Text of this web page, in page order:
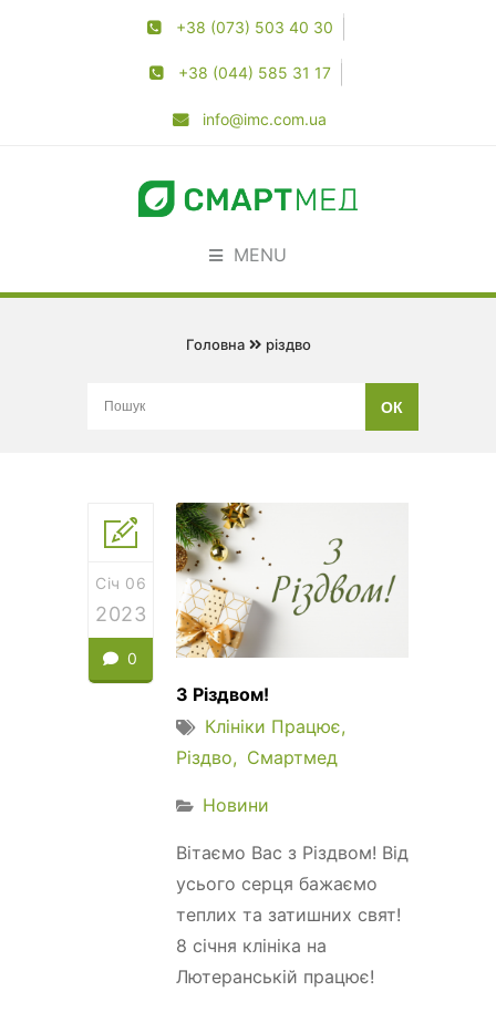
+38 (073) 503 40 30
+38 (044) 585 31 17
info@imc.com.ua
MENU
Головна різдво
Січ 06
2023
0
З Різдвом!
Клініки Працює
Різдво
Смартмед
Новини
Вітаємо Вас з Різдвом! Від
усього серця бажаємо
теплих та затишних свят!
8 січня клініка на
Лютеранській працює!